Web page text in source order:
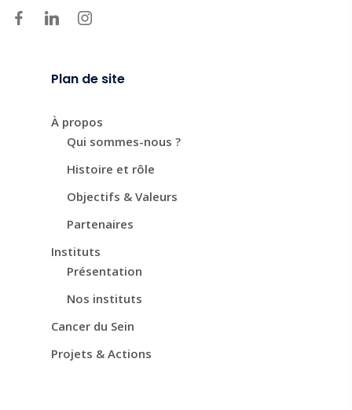
Plan de site
À propos
Qui sommes-nous ?
Histoire et rôle
Objectifs & Valeurs
Partenaires
Instituts
Présentation
Nos instituts
Cancer du Sein
Projets & Actions